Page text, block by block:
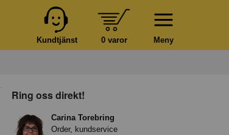
Meny
0 varor
Kundtjänst
Ring oss direkt!
Carina Torebring
Order, kundservice